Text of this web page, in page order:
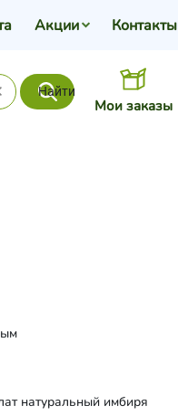
Найти
Мои заказы
Акции Контакты
натуральный имбиря